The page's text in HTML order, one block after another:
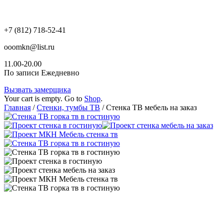
+7 (812) 718-52-41
ooomkn@list.ru
11.00-20.00
По записи Ежедневно
Вызвать замерщика
Your cart is empty. Go to Shop.
Главная /Стенки, тумбы ТВ / Стенка ТВ мебель на заказ